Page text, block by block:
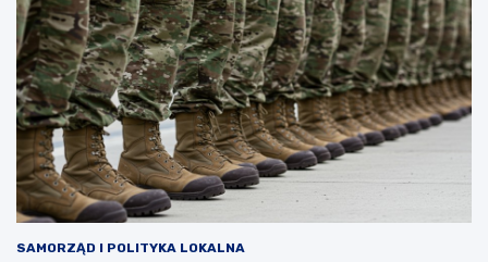
SAMORZĄD I POLITYKA LOKALNA